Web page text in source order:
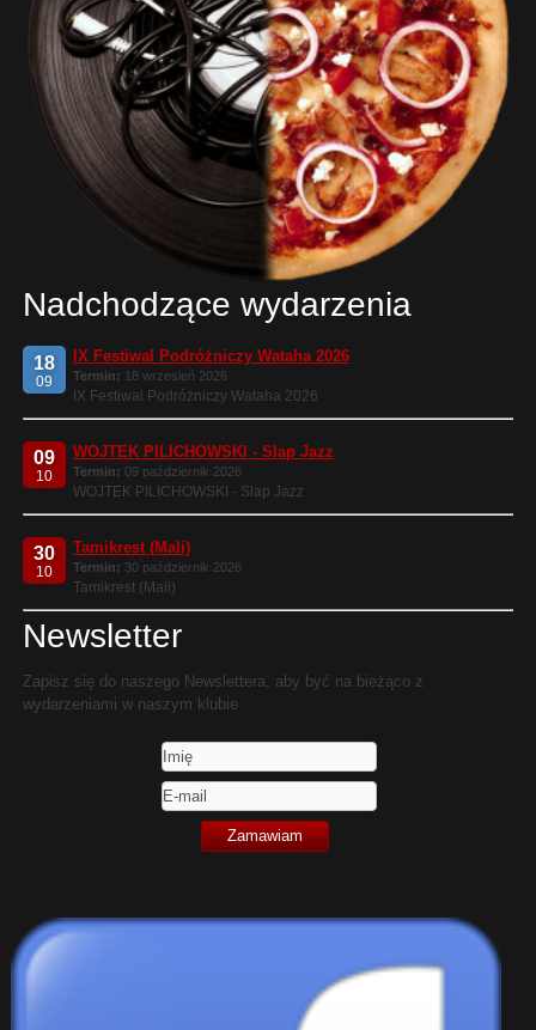
Nadchodzące wydarzenia
18
09
IX Festiwal Podróżniczy Wataha 2026
Termin: 18 wrzesień 2026
IX Festiwal Podróżniczy Wataha 2026
09
10
WOJTEK PILICHOWSKI - Slap Jazz
Termin: 09 październik 2026
WOJTEK PILICHOWSKI - Slap Jazz
30
10
Tamikrest (Mali)
Termin: 30 październik 2026
Tamikrest (Mali)
Newsletter
Zapisz się do naszego Newslettera, aby być na bieżąco z
wydarzeniami w naszym klubie